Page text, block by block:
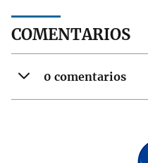
COMENTARIOS
0 comentarios